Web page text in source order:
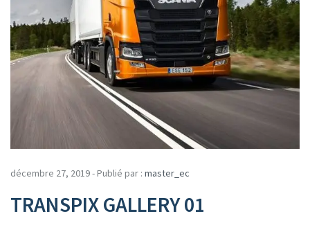
décembre 27, 2019 - Publié par : master_ec
TRANSPIX GALLERY 01